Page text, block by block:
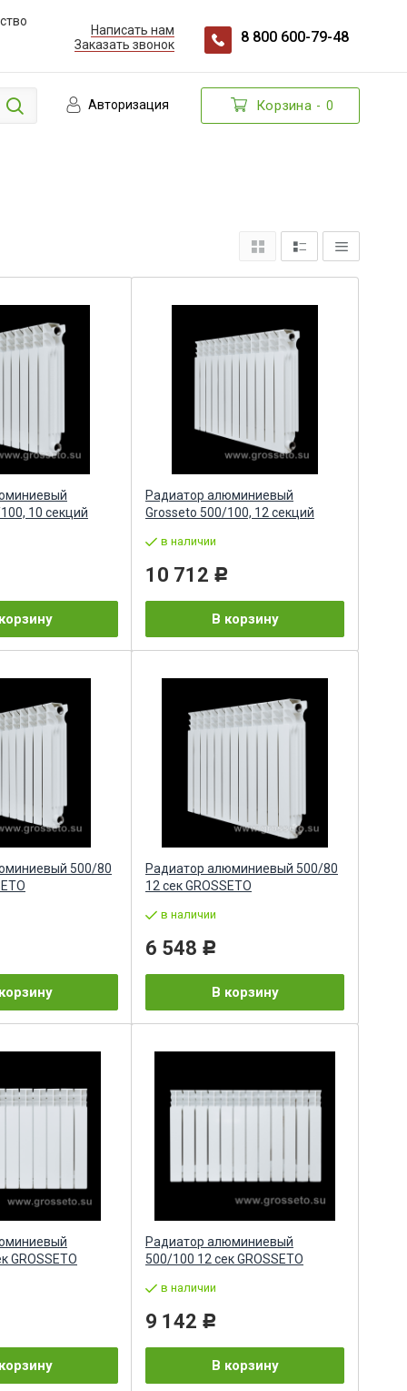
Написать нам
Заказать звонок
8 800 600-79-48
Авторизация Корзина 0
10 секций
Радиатор алюминиевый
Grosseto 500/100, 12 секций
в наличии
10 712 Р
В корзину
500/80
Радиатор алюминиевый 500/80
12 сек GROSSETO
в наличии
6 548 Р
В корзину
GROSSETO
Радиатор алюминиевый
500/100 12 сек GROSSETO
в наличии
9 142 Р
В корзину